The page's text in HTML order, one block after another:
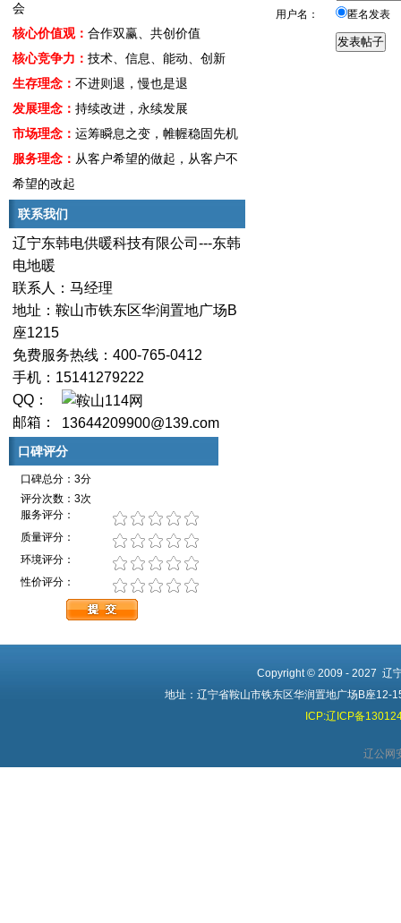
会
核心价值观： 合作双赢、共创价值
核心竞争力： 技术、信息、能动、创新
生存理念： 不进则退，慢也是退
发展理念： 持续改进，永续发展
市场理念： 运筹瞬息之变，帷幄稳固先机
服务理念： 从客户希望的做起，从客户不
希望的改起
联系我们
辽宁东韩电供暖科技有限公司---东韩
电地暖
联系人：马经理
地址：鞍山市铁东区华润置地广场B
座1215
免费服务热线：400-765-0412
手机：15141279222
QQ：
邮箱：
13644209900@139.com
口碑评分
口碑总分：3分
评分次数：3次
服务评分：
质量评分：
环境评分：
性价评分：
用户名：
匿名发表
Copyright © 2009 - 2027 辽
地址：辽宁省鞍山市铁东区华润置地广场B座
ICP:辽ICP备
辽公网